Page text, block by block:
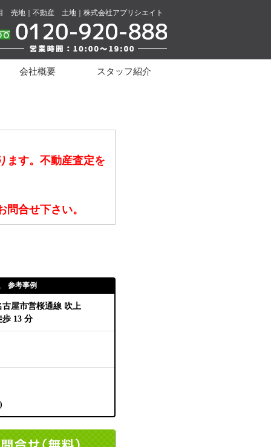
売地｜不動産 土地｜株式会社アプリシエイト
会社概要 スタッフ紹介
ます。不動産査定を
合せ下さい。
参考事例
古屋市営桜通線 吹上
歩 13 分